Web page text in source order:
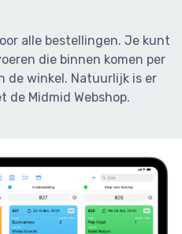
alle bestellingen. Je kunt
die binnen komen per
winkel. Natuurlijk is er
Midmid Webshop.